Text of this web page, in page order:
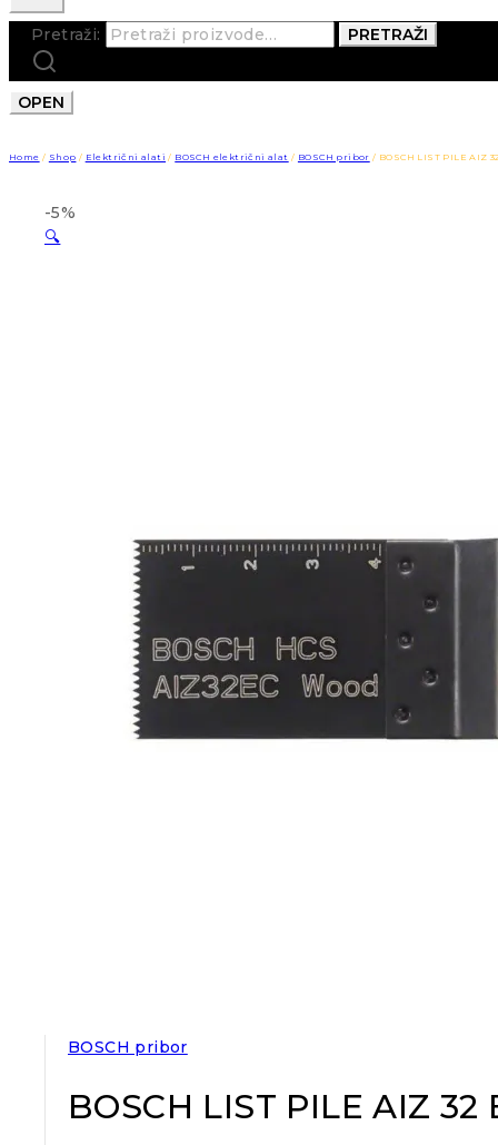
Pretraži: PRETRAŽI
OPEN
Home / Shop / Električni alati / BOSCH električni alat / BOSCH pribor / BOSCH LIST PILE AIZ
-5%
🔍
BOSCH pribor
BOSCH LIST PILE AIZ